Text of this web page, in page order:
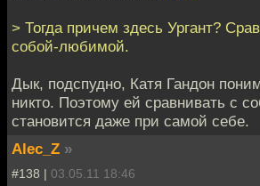
> Тогда причем здесь Ургант?
собой-любимой.
Дык, подспудно, Катя Гандон
никто. Поэтому ей сравнивать с
становится даже при самой себе.
Alec_Z »
#138 | 03.05.11 18:46